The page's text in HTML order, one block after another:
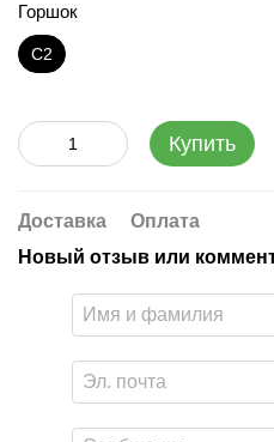
Горшок
С2
Купить
Доставка
Оплата
Новый отзыв или